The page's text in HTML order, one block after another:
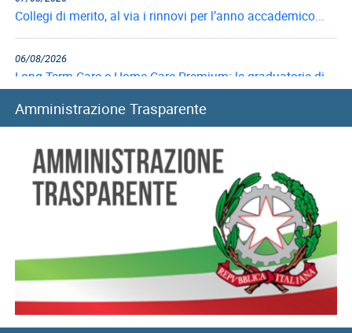
Collegi di merito, al via i rinnovi per l’anno accademico...
06/08/2026
Long Term Care e Home Care Premium: le graduatorie di...
06/08/2026
05/08/2026
Convitti nazionali, rinnovo benefici per l’anno scolastico
05/08/2026
Filiale di Pozzuoli: chiusura temporanea a seguito di
Amministrazione Trasparente